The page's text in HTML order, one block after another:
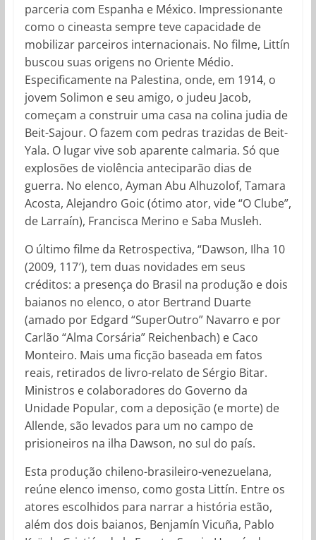
parceria com Espanha e México. Impressionante
como o cineasta sempre teve capacidade de
mobilizar parceiros internacionais. No filme, Littín
buscou suas origens no Oriente Médio.
Especificamente na Palestina, onde, em 1914, o
jovem Solimon e seu amigo, o judeu Jacob,
começam a construir uma casa na colina judia de
Beit-Sajour. O fazem com pedras trazidas de Beit-
Yala. O lugar vive sob aparente calmaria. Só que
explosões de violência anteciparão dias de
guerra. No elenco, Ayman Abu Alhuzolof, Tamara
Acosta, Alejandro Goic (ótimo ator, vide “O Clube”,
de Larraín), Francisca Merino e Saba Musleh.
O último filme da Retrospectiva, “Dawson, Ilha 10
(2009, 117′), tem duas novidades em seus
créditos: a presença do Brasil na produção e dois
baianos no elenco, o ator Bertrand Duarte
(amado por Edgard “SuperOutro” Navarro e por
Carlão “Alma Corsária” Reichenbach) e Caco
Monteiro. Mais uma ficção baseada em fatos
reais, retirados de livro-relato de Sérgio Bitar.
Ministros e colaboradores do Governo da
Unidade Popular, com a deposição (e morte) de
Allende, são levados para um no campo de
prisioneiros na ilha Dawson, no sul do país.
Esta produção chileno-brasileiro-venezuelana,
reúne elenco imenso, como gosta Littín. Entre os
atores escolhidos para narrar a história estão,
além dos dois baianos, Benjamín Vicuña, Pablo